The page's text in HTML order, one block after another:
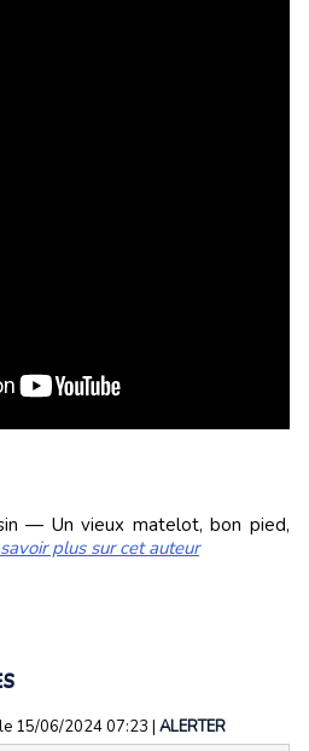
— Un vieux matelot, bon pied,
plus sur cet auteur
le 15/06/2024 07:23 | ALERTER